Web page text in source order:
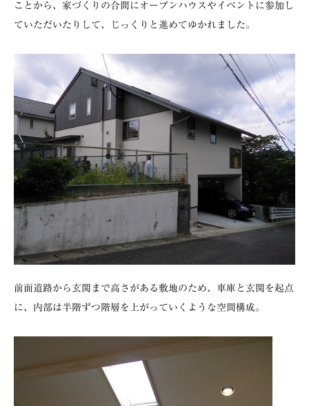
ことから、家づくりの合間にオープンハウスやイベントに参加し
ていただいたりして、じっくりと進めてゆかれました。
前面道路から玄関まで高さがある敷地のため、車庫と玄関を起点
に、内部は半階ずつ階層を上がっていくような空間構成。